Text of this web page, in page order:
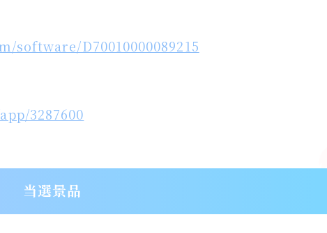
D70010000089215
3287600
当選景品